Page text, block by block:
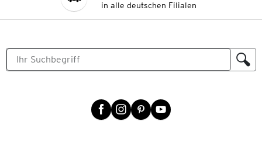
in alle deutschen Filialen